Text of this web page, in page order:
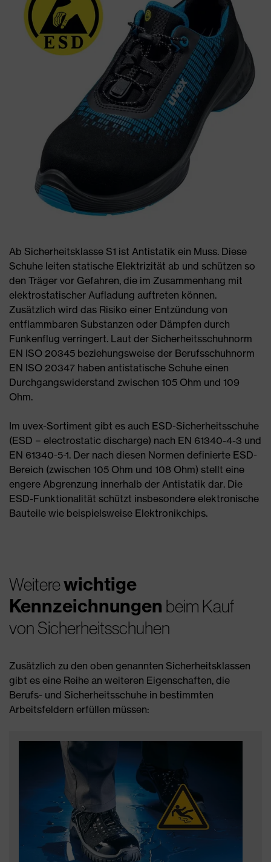
Ab Sicherheitsklasse S1 ist Antistatik ein Muss. Diese
Schuhe leiten statische Elektrizität ab und schützen so
den Träger vor Gefahren, die im Zusammenhang mit
elektrostatischer Aufladung auftreten können.
Zusätzlich wird das Risiko einer Entzündung von
entflammbaren Substanzen oder Dämpfen durch
Funkenflug verringert. Laut der Sicherheitsschuhnorm
EN ISO 20345 beziehungsweise der Berufsschuhnorm
EN ISO 20347 haben antistatische Schuhe einen
Durchgangswiderstand zwischen 105 Ohm und 109
Ohm.
Im uvex-Sortiment gibt es auch ESD-Sicherheitsschuhe
(ESD = electrostatic discharge) nach EN 61340-4-3 und
EN 61340-5-1. Der nach diesen Normen definierte ESD-
Bereich (zwischen 105 Ohm und 108 Ohm) stellt eine
engere Abgrenzung innerhalb der Antistatik dar. Die
ESD-Funktionalität schützt insbesondere elektronische
Bauteile wie beispielsweise Elektronikchips.
Weiterewichtige
Kennzeichnungen beim Kauf
von Sicherheitsschuhen
Zusätzlich zu den oben genannten Sicherheitsklassen
gibt es eine Reihe an weiteren Eigenschaften, die
Berufs- und Sicherheitsschuhe in bestimmten
Arbeitsfeldern erfüllen müssen: